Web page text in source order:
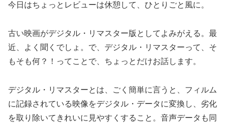
今日はちょっとレビューは休憩して、ひとりごと風に。
古い映画がデジタル・リマスター版としてよみがえる。最
近、よく聞くでしょ。で、デジタル・リマスターって、そ
もそも何？！ってことで、ちょっとだけお話します。
デジタル・リマスターとは、ごく簡単に言うと、フィルム
に記録されている映像をデジタル・データに変換し、劣化
を取り除いてきれいに見やすくすること。音声データも同